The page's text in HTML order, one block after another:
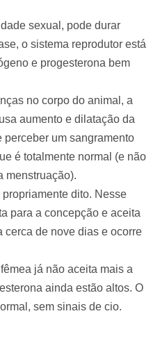
sexual, pode durar
o sistema reprodutor está
e progesterona bem
no corpo do animal, a
aumento e dilatação da
um sangramento
é totalmente normal (e não
menstruação).
dito. Nesse
para a concepção e aceita
cerca de nove dias e ocorre
já não aceita mais a
ainda estão altos. O
sem sinais de cio.